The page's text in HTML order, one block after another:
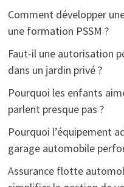
Comment développer
une formation PSSM ?
Faut-il une autorisation
dans un jardin privé ?
Pourquoi les enfants
parlent presque pas ?
Pourquoi l’équipement
garage automobile
Assurance flotte